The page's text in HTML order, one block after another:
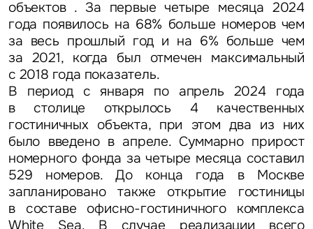
объектов . За первые четыре месяца 2024
года появилось на 68% больше номеров чем
за весь прошлый год и на 6% больше чем
за 2021, когда был отмечен максимальный
с 2018 года показатель.
В период с января по апрель 2024 года
в столице открылось 4 качественных
гостиничных объекта, при этом два из них
было введено в апреле. Суммарно прирост
номерного фонда за четыре месяца составил
529 номеров. До конца года в Москве
запланировано также открытие гостиницы
в составе офисно-гостиничного комплекса
White Sea. В случае реализации всего